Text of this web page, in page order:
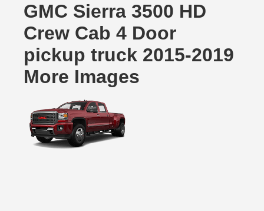
GMC Sierra 3500 HD
Crew Cab 4 Door
pickup truck 2015-2019
More Images